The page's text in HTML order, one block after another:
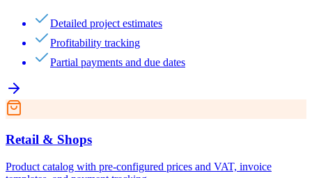
Detailed project estimates
Profitability tracking
Partial payments and due dates
Retail & Shops
Product catalog with pre-configured prices and VAT, invoice